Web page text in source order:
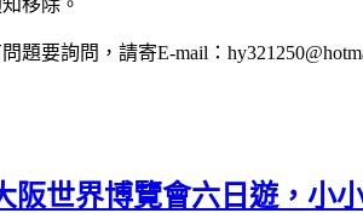
要詢問，請寄E-mail：
阪世界博覽會六日遊，